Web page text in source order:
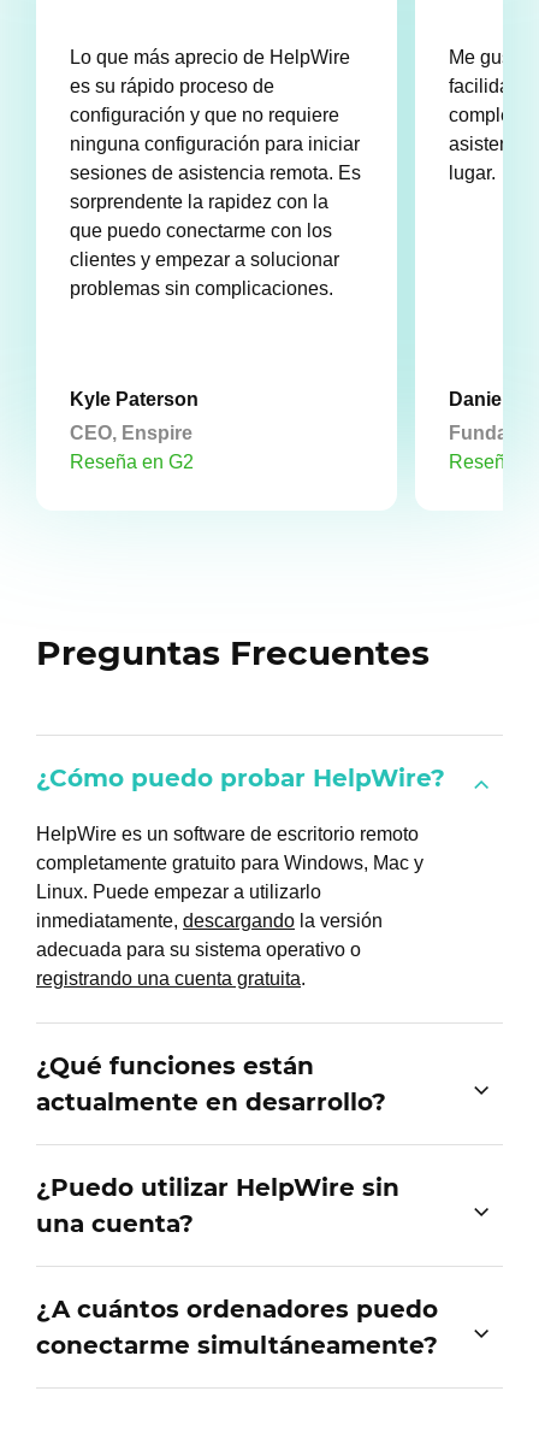
Lo que más aprecio de HelpWire
es su rápido proceso de
configuración y que no requiere
ninguna configuración para iniciar
sesiones de asistencia remota. Es
sorprendente la rapidez con la
que puedo conectarme con los
clientes y empezar a solucionar
problemas sin complicaciones.
Kyle Paterson
CEO, Enspire
Reseña en G2
Me gusta
facilidad
lugar.
Daniel
Reseña
Preguntas Frecuentes
¿Cómo puedo probar HelpWire?
HelpWire es un software de escritorio remoto
completamente gratuito para Windows, Mac y
Linux. Puede empezar a utilizarlo
inmediatamente, descargando la versión
adecuada para su sistema operativo o
registrando una cuenta gratuita.
¿Qué funciones están
actualmente en desarrollo?
¿Puedo utilizar HelpWire sin
una cuenta?
¿A cuántos ordenadores puedo
conectarme simultáneamente?